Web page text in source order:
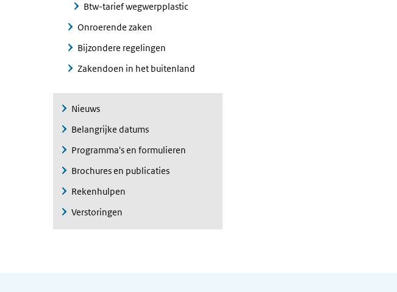
Btw-tarief wegwerpplastic
Onroerende zaken
Bijzondere regelingen
Zakendoen in het buitenland
Nieuws
Belangrijke datums
Programma's en formulieren
Brochures en publicaties
Rekenhulpen
Verstoringen